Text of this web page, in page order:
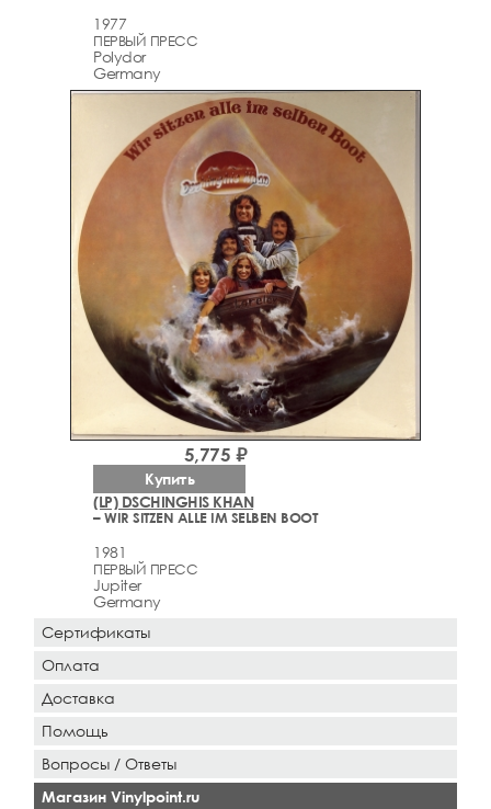
1977
ПЕРВЫЙ ПРЕСС
Polydor
Germany
(LP) DSCHINGHIS KHAN
– WIR SITZEN ALLE IM SELBEN BOOT
1981
ПЕРВЫЙ ПРЕСС
Jupiter
Germany
5,775 ₽
Купить
Сертификаты
Оплата
Доставка
Помощь
Вопросы / Ответы
Магазин Vinylpoint.ru